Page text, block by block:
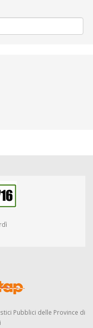
Pubblici delle Province di